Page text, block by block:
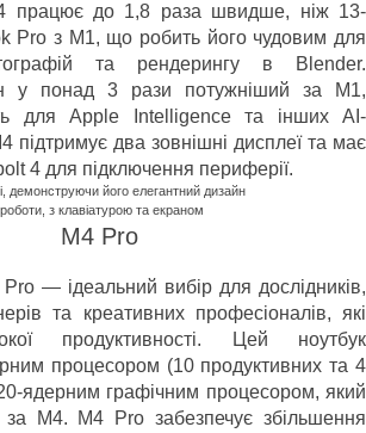
працює до 1,8 раза швидше, ніж 13-
Pro з M1, що робить його чудовим для
та рендерингу в Blender.
у понад 3 рази потужніший за M1,
для Apple Intelligence та інших AI-
підтримує два зовнішні дисплеї та має
4 для підключення периферії.
M4 Pro
— ідеальний вибір для дослідників,
та креативних професіоналів, які
продуктивності. Цей ноутбук
процесором (10 продуктивних та 4
ядерним графічним процесором, який
за M4. M4 Pro забезпечує збільшення